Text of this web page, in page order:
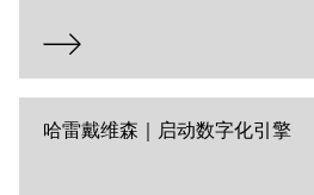
哈雷戴维森｜启动数字化引擎